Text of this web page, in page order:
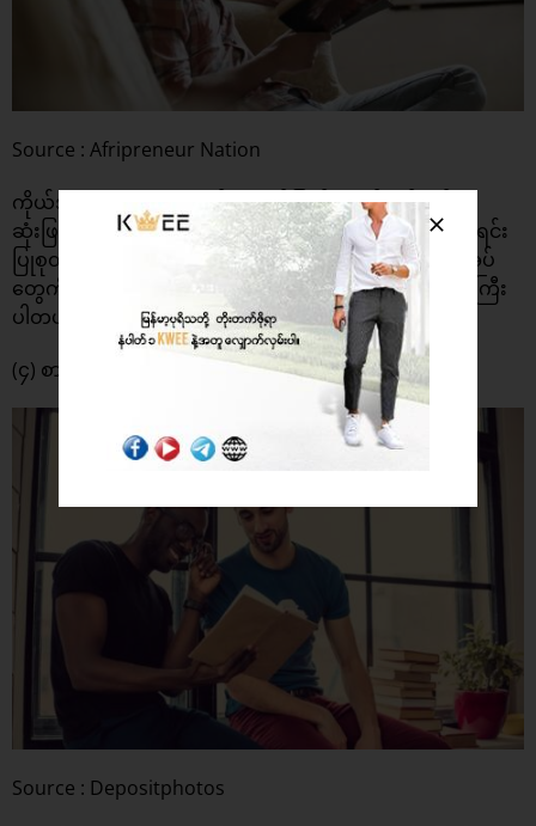
Source : Afripreneur Nation
ကိုယ်အနေနဲ့ ဒီလမှာ စာအုပ်သုံးအုပ်ပြည့်အောင်ဖတ်မယ်လို့
ဆုံးဖြတ်ထားရင် ကိုယ်ဖတ်မယ့်စာအုပ်စာရင်းကို သေချာစာရင်း
ပြုစုထားပါ။ပြီးရင် ကိုယ်ပြုလုပ်ထားတဲ့စာရင်းအတိုင်းစာအုပ်
တွေကို အစီအစဉ်တကျ နေ့စဉ်ပုံမှန်လေးဖတ်သွားဖို့ အရေးကြီး
ပါတယ်။
(၄) စာဖတ်သူငယ်ချင်းထားပါ
Source : Depositphotos